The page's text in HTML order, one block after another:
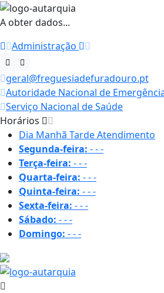
A obter dados...
Administração
geral@freguesiadefuradouro.pt
Autoridade Nacional de
Serviço Nacional de Saúde
Horários
Dia Manhã TardeAtendimento
Segunda-feira: ---
Terça-feira: ---
Quarta-feira: ---
Quinta-feira: ---
Sexta-feira: ---
Sábado: ---
Domingo: ---